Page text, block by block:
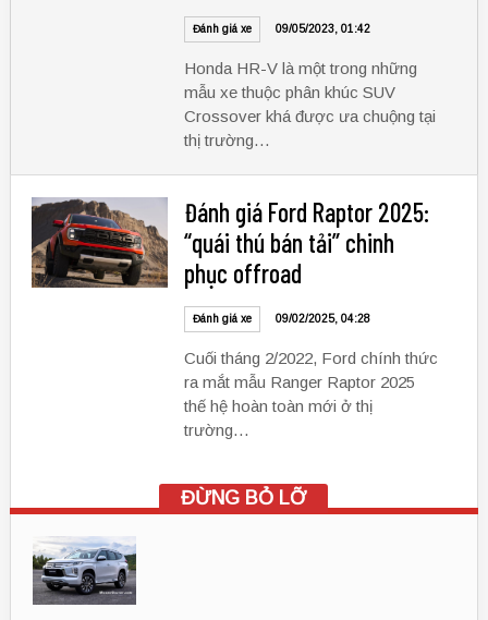
Đánh giá xe 09/05/2023, 01:42
Honda HR-V là một trong những
mẫu xe thuộc phân khúc SUV
Crossover khá được ưa chuộng tại
thị trường…
Đánh giá Ford Raptor 2025:
“quái thú bán tải” chinh
phục offroad
Đánh giá xe 09/02/2025, 04:28
Cuối tháng 2/2022, Ford chính thức
ra mắt mẫu Ranger Raptor 2025
thế hệ hoàn toàn mới ở thị
trường…
ĐỪNG BỎ LỠ